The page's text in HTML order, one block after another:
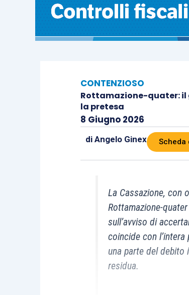
CONTENZIOSO
Rottamazione-quater: il
la pretesa
8 Giugno 2026
di Angelo Ginex Scheda
La Cassazione, con
Rottamazione-
sull’avviso di
coincide con
una parte del
residua.